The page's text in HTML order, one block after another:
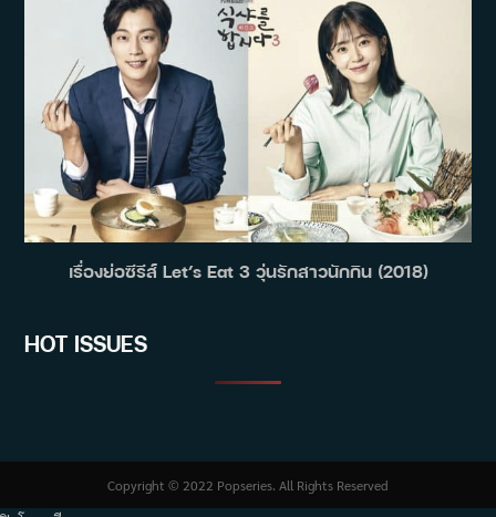
เรื่องย่อซีรีส์ Let’s Eat 3 วุ่นรักสาวนักกิน (2018)
HOT ISSUES
Copyright © 2022 Popseries. All Rights Reserved